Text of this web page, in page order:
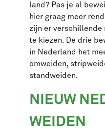
land? Pas je al
hier graag meer
zijn er verschillende
te kiezen. De drie
in Nederland het
omweiden,
standweiden.
NIEUW
WEIDEN